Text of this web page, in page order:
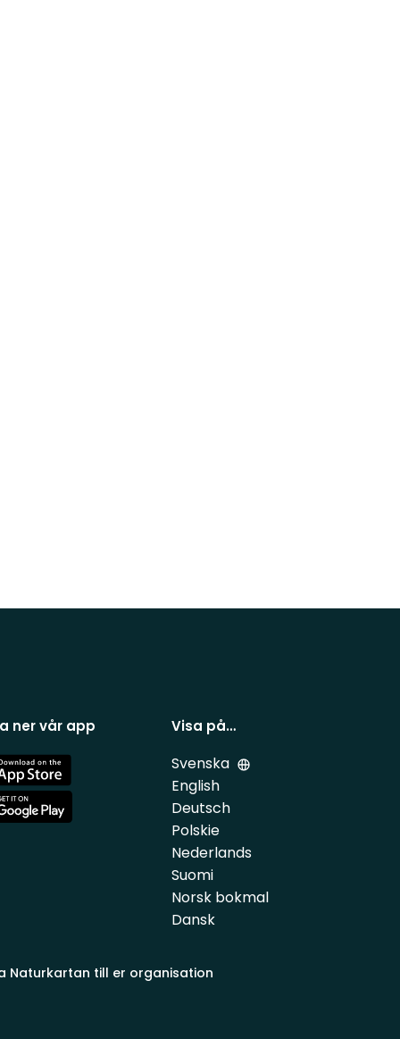
ner vår app Visa på…
Svenska
English
Deutsch
Polskie
Nederlands
Suomi
Norsk bokmal
Dansk
Naturkartan till er organisation